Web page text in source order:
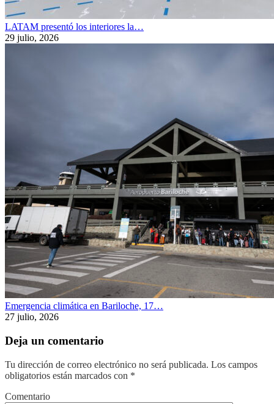
LATAM presentó los interiores la…
29 julio, 2026
Emergencia climática en Bariloche, 17…
27 julio, 2026
Deja un comentario
Tu dirección de correo electrónico no será publicada. Los campos
obligatorios están marcados con *
Comentario